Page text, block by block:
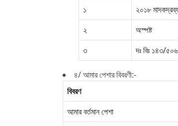
১
২০১৮
২
অস্পষ্ট
৩
দঃ বিঃ ১৪৩/
৪/ আমার পেশার বিবরণী:-
বিবরণ
আমার বর্তমান পেশা